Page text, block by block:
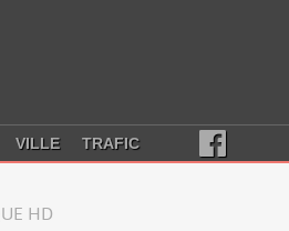
VILLE TRAFIC
HD